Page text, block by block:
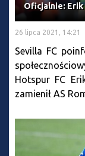
Oficjalnie: Erik
26 lipca 2021, 14:21
Sevilla FC
Hotspur FC
zamienił AS